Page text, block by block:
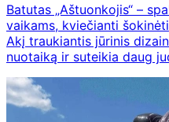
Batutas „Aštuonkojis“ –
vaikams, kviečianti
Akį traukiantis jūrinis
nuotaiką ir suteikia daug